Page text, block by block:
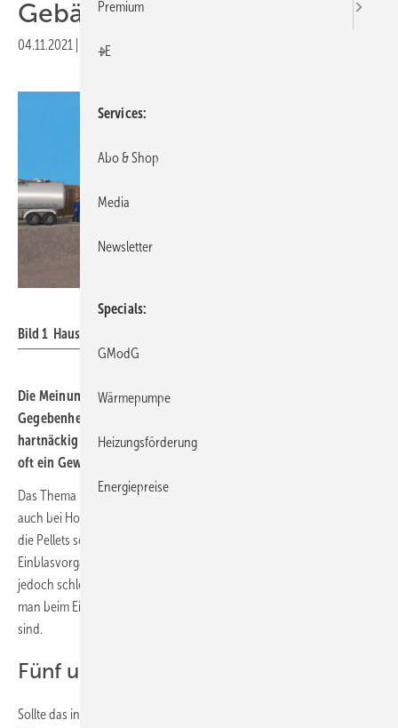
Gebäudesituationen
04.11.2021 Druckvorschau
Bild 1 Haus mit verschiedenen Optionen für Holzpelletlager.
Die Meinung, dass sich Holzpelletlager nur unter bestimmten
Gegebenheiten realisieren lassen, scheint sich mitunter
hartnäckig zu halten. In ungewöhnlichen Situationen ist jedoch
oft ein Gewebesilo die Lösung.
Das Thema Lagerung von biogenen Festbrennstoffen ist komplex,
auch bei Holzpellets. Ist das Pelletlager fachgerecht errichtet, können
die Pellets schonend eingeblasen werden. Selbst der beste
Einblasvorgang in ein Pelletlager (Bunker, Silo oder Erdtank) macht
jedoch schlechte Pellets nicht besser – aber gute schlechter, wenn
man beim Einblasen Fehler macht und die Lager mangelhaft gebaut
sind.
Fünf ungewöhnliche Lagerorte
Sollte das in bestimmten besonderen baulichen Situationen also dazu
Premium
+E
Services
Abo & Shop
Media
Newsletter
Specials
GModG
Wärmepumpe
Heizungsförderung
Energiepreise